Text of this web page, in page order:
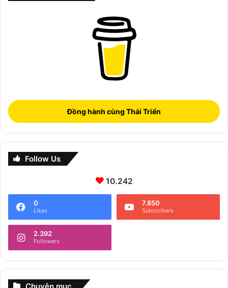
Đồng hành cùng Thái Triển
Follow Us
10.242
0
Likes
7.850
Subscribers
2.392
Followers